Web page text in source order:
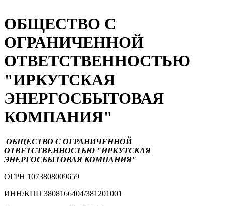
ОБЩЕСТВО С
ОГРАНИЧЕННОЙ
ОТВЕТСТВЕННОСТЬЮ
"ИРКУТСКАЯ
ЭНЕРГОСБЫТОВАЯ
КОМПАНИЯ"
ОБЩЕСТВО С ОГРАНИЧЕННОЙ
ОТВЕТСТВЕННОСТЬЮ "ИРКУТСКАЯ
ЭНЕРГОСБЫТОВАЯ КОМПАНИЯ"
ОГРН 1073808009659
ИНН/КПП 3808166404/381201001